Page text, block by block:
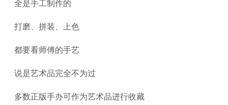
全是手工制作的
打磨、拼装、上色
都要看师傅的手艺
说是艺术品完全不为过
多数正版手办可作为艺术品进行收藏